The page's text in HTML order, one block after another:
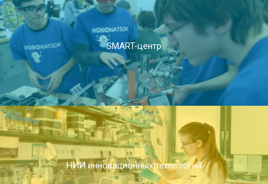
SMART-центр
НИИ инновационных технологий